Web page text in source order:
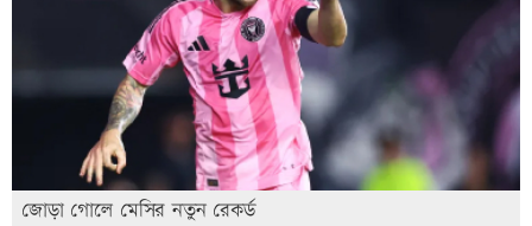
জোড়া গোলে মেসির নতুন রেকর্ড